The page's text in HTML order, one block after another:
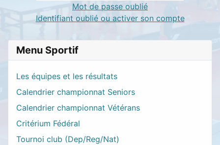
Mot de passe oublié
Identifiant oublié ou activer son compte
Menu Sportif
Les équipes et les résultats
Calendrier championnat Seniors
Calendrier championnat Vétérans
Critérium Fédéral
Tournoi club (Dep/Reg/Nat)